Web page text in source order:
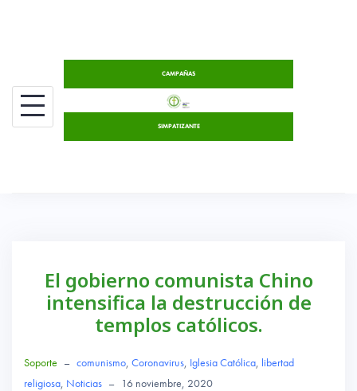
CAMPAÑAS
SIMPATIZANTE
El gobierno comunista Chino
intensifica la destrucción de
templos católicos.
Soporte – comunismo, Coronavirus, Iglesia Católica, libertad
religiosa, Noticias – 16 noviembre, 2020